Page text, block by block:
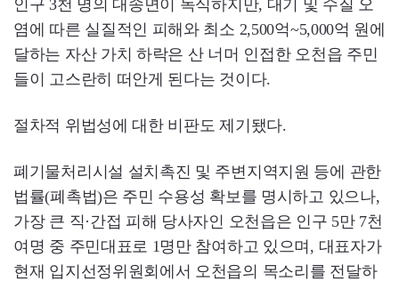
인구 3천 명의 대송면이 독식하지만, 대기 및 수질 오
염에 따른 실질적인 피해와 최소 2,500억~5,000억 원에
달하는 자산 가치 하락은 산 너머 인접한 오천읍 주민
들이 고스란히 떠안게 된다는 것이다.
절차적 위법성에 대한 비판도 제기됐다.
폐기물처리시설 설치촉진 및 주변지역지원 등에 관한
법률(폐촉법)은 주민 수용성 확보를 명시하고 있으나,
가장 큰 직·간접 피해 당사자인 오천읍은 인구 5만 7천
여명 중 주민대표로 1명만 참여하고 있으며, 대표자가
현재 입지선정위원회에서 오천읍의 목소리를 전달하